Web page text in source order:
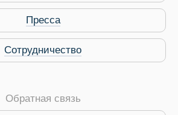
Пресса
Сотрудничество
Обратная связь